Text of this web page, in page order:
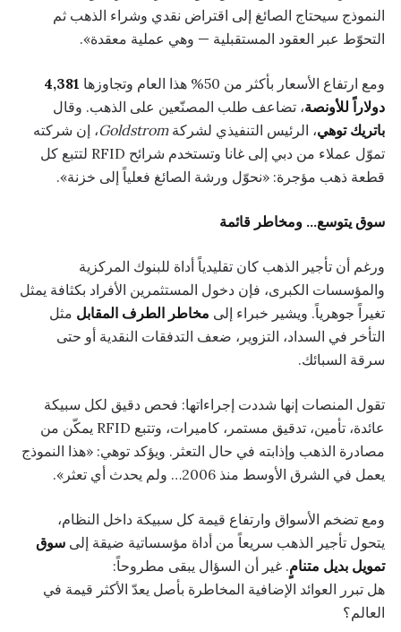
النموذج سيحتاج الصائغ إلى اقتراض نقدي وشراء الذهب ثم
التحوّط عبر العقود المستقبلية — وهي عملية معقدة».
ومع ارتفاع الأسعار بأكثر من 50% هذا العام وتجاوزها
4,381
دولاراً للأونصة، تضاعف طلب المصنّعين على الذهب. وقال
باتريك توهي، الرئيس التنفيذي لشركةGoldstrom، إن شركته
تموّل عملاء من دبي إلى غانا وتستخدم شرائح RFID لتتبع كل
قطعة ذهب مؤجرة: «نحوّل ورشة الصائغ فعلياً إلى خزنة».
سوق يتوسع… ومخاطر قائمة
ورغم أن تأجير الذهب كان تقليدياً أداة للبنوك المركزية
والمؤسسات الكبرى، فإن دخول المستثمرين الأفراد بكثافة يمثل
تغيراً جوهرياً. ويشير خبراء إلى مخاطر الطرف المقابل مثل
التأخر في السداد، التزوير، ضعف التدفقات النقدية أو حتى
سرقة السبائك.
تقول المنصات إنها شددت إجراءاتها: فحص دقيق لكل سبيكة
عائدة، تأمين، تدقيق مستمر، كاميرات، وتتبع RFID يمكّن من
مصادرة الذهب وإذابته في حال التعثر. ويؤكد توهي: «هذا النموذج
يعمل في الشرق الأوسط منذ 2006… ولم يحدث أي تعثر».
ومع تضخم الأسواق وارتفاع قيمة كل سبيكة داخل النظام،
يتحول تأجير الذهب سريعاً من أداة مؤسساتية ضيقة إلى سوق
تمويل بديل متنامٍ. غير أن السؤال يبقى مطروحاً:
هل تبرر العوائد الإضافية المخاطرة بأصل يعدّ الأكثر قيمة في
العالم؟